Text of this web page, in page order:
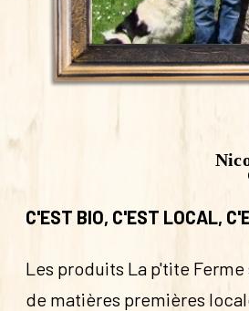
C'EST BIO, C'EST LOCAL,
Les produits La p'tite
de matières premières